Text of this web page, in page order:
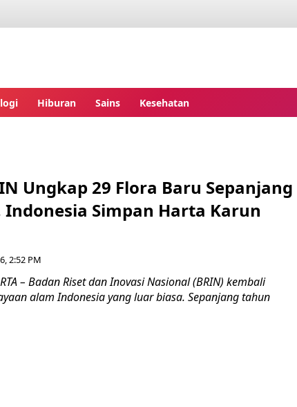
Hiburan Sains Kesehatan
Ungkap 29 Flora Baru Sepanjang
Indonesia Simpan Harta Karun
2:52 PM
– Badan Riset dan Inovasi Nasional (BRIN) kembali
alam Indonesia yang luar biasa. Sepanjang tahun